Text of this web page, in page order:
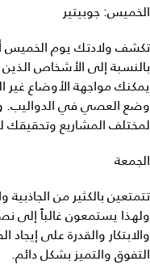
الخميس: جوبيتير
تكشف ولادتك يوم الخميس
بالنسبة إلى الأشخاص
يمكنك مواجهة الأوضاع غير
وضع العصي في الدواليب.
لمختلف المشاريع وتحقيقك
الجمعة
تتمتعين بالكثير من
ولهذا يستمعون غالباً إلى
والابتكار والقدرة على
التفوق والتميز بشكل دائم.